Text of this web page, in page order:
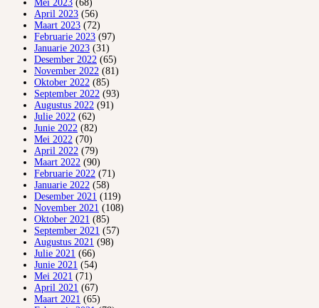
Mei 2023 (68)
April 2023 (56)
Maart 2023 (72)
Februarie 2023 (97)
Januarie 2023 (31)
Desember 2022 (65)
November 2022 (81)
Oktober 2022 (85)
September 2022 (93)
Augustus 2022 (91)
Julie 2022 (62)
Junie 2022 (82)
Mei 2022 (70)
April 2022 (79)
Maart 2022 (90)
Februarie 2022 (71)
Januarie 2022 (58)
Desember 2021 (119)
November 2021 (108)
Oktober 2021 (85)
September 2021 (57)
Augustus 2021 (98)
Julie 2021 (66)
Junie 2021 (54)
Mei 2021 (71)
April 2021 (67)
Maart 2021 (65)